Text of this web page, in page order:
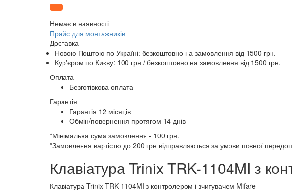
Немає в наявності
Прайс для монтажників
Доставка
Новою Поштою по Україні: безкоштовно на замовлення від 1500 грн.
Кур'єром по Києву: 100 грн / безкоштовно на замовлення від 1500 грн.
Оплата
Безготівкова оплата
Гарантія
Гарантія 12 місяців
Обмін/повернення протягом 14 днів
*Мінімальна сума замовлення - 100 грн.
*Замовлення вартістю до 200 грн відправляються за умови повної
Клавіатура Trinix TRK-1104MI з
Клавіатура Trinix TRK-1104MI з контролером і зчитувачем Mifare